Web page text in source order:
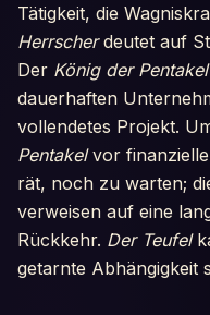
Tätigkeit, die
Herrscherdeutet auf
Der König der Pentakel
dauerhaften
vollendetes Projekt.
Pentakelvor
rät, noch zu warten;
verweisen auf eine
Rückkehr. Der Teufel
getarnte Abhängigkeit